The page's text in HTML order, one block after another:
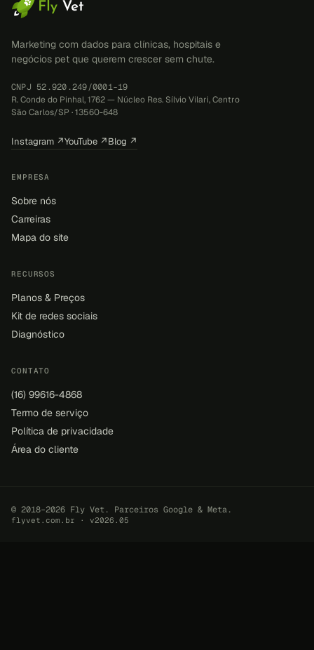
Marketing com dados para clínicas, hospitais e
negócios pet que querem crescer sem chute.
CNPJ 52.920.249/0001-19
R. Conde do Pinhal, 1762 — Núcleo Res. Sílvio Vilari, Centro
São Carlos/SP · 13560-648
Instagram ↗YouTube ↗Blog ↗
EMPRESA
Sobre nós
Carreiras
Mapa do site
RECURSOS
Planos & Preços
Kit de redes sociais
Diagnóstico
CONTATO
(16) 99616-4868
Termo de serviço
Política de privacidade
Área do cliente
© 2018–2026 Fly Vet. Parceiros Google & Meta.
flyvet.com.br · v2026.05